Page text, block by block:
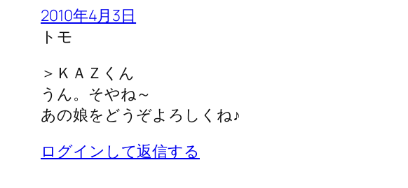
2010年4月3日
トモ
＞ＫＡＺくん
うん。そやね～
あの娘をどうぞよろしくね♪
ログインして返信する